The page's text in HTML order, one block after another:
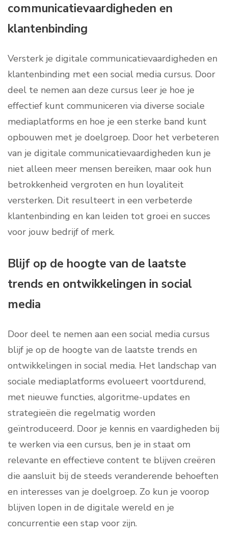
communicatievaardigheden en
klantenbinding
Versterk je digitale communicatievaardigheden en
klantenbinding met een social media cursus. Door
deel te nemen aan deze cursus leer je hoe je
effectief kunt communiceren via diverse sociale
mediaplatforms en hoe je een sterke band kunt
opbouwen met je doelgroep. Door het verbeteren
van je digitale communicatievaardigheden kun je
niet alleen meer mensen bereiken, maar ook hun
betrokkenheid vergroten en hun loyaliteit
versterken. Dit resulteert in een verbeterde
klantenbinding en kan leiden tot groei en succes
voor jouw bedrijf of merk.
Blijf op de hoogte van de laatste
trends en ontwikkelingen in social
media
Door deel te nemen aan een social media cursus
blijf je op de hoogte van de laatste trends en
ontwikkelingen in social media. Het landschap van
sociale mediaplatforms evolueert voortdurend,
met nieuwe functies, algoritme-updates en
strategieën die regelmatig worden
geïntroduceerd. Door je kennis en vaardigheden bij
te werken via een cursus, ben je in staat om
relevante en effectieve content te blijven creëren
die aansluit bij de steeds veranderende behoeften
en interesses van je doelgroep. Zo kun je voorop
blijven lopen in de digitale wereld en je
concurrentie een stap voor zijn.